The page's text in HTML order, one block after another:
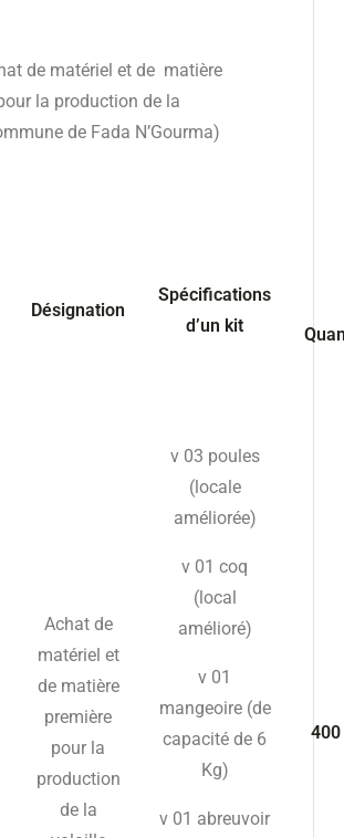
de matériel et de matière
la production de la
de Fada N’Gourma)
Désignation
Spécifications
d’un kit
Achat de
matériel et
de matière
première
pour la
production
de la
v 03 poules
(locale
améliorée)
v 01 coq
(local
amélioré)
v 01
mangeoire (de
capacité de 6
Kg)
v 01 abreuvoir
400